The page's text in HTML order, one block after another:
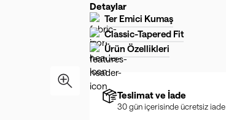
Detaylar
Ter Emici Kumaş
Classic-Tapered Fit
Ürün Özellikleri
Teslimat ve İade
30 gün içerisinde ücretsiz iade